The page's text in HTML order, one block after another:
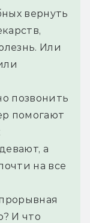
вернуть
Или
позвонить
помогают
а
на все
И что